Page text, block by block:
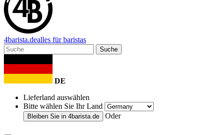
4barista.dealles für baristas
Suche
DE
Lieferland auswählen
Bitte wählen Sie Ihr Land
Bleiben Sie in 4barista.de Oder